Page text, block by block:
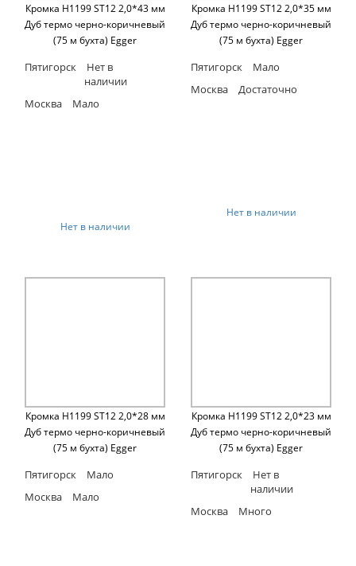
Кромка H1199 ST12 2,0*43 мм
Дуб термо черно-коричневый
(75 м бухта) Egger
Пятигорск
Нет в
наличии
Москва
Мало
Нет в наличии
Кромка H1199 ST12 2,0*35 мм
Дуб термо черно-коричневый
(75 м бухта) Egger
Пятигорск
Мало
Москва
Достаточно
Нет в наличии
Кромка H1199 ST12 2,0*28 мм
Дуб термо черно-коричневый
(75 м бухта) Egger
Пятигорск
Мало
Москва
Мало
Кромка H1199 ST12 2,0*23 мм
Дуб термо черно-коричневый
(75 м бухта) Egger
Пятигорск
Нет в
наличии
Москва
Много